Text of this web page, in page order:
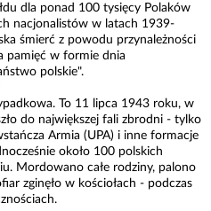
dla ponad 100 tysięcy Polaków
nacjonalistów w latach 1939-
śmierć z powodu przynależności
pamięć w formie dnia
polskie".
To 11 lipca 1943 roku, w
do największej fali zbrodni - tylko
Armia (UPA) i inne formacje
około 100 polskich
Mordowano całe rodziny, palono
zginęło w kościołach - podczas